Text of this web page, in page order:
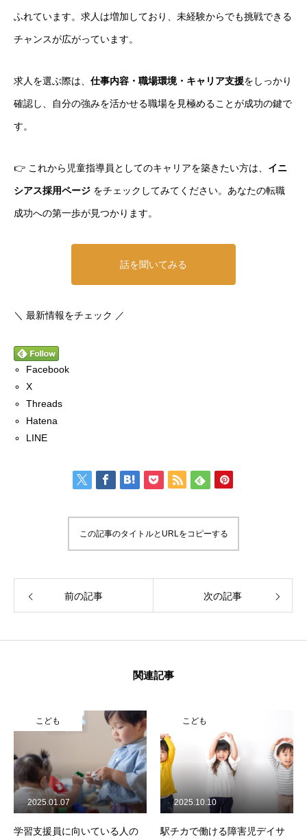
ふれています。求人は増加しており、未経験からでも挑戦できる
チャンスが広がっています。
求人を選ぶ際は、 仕事内容・職場環境・キャリア支援をしっかり
確認し、自分の強みを活かせる職場を見極めることが成功の鍵で
す。
👉 これから児童指導員としてのキャリアを築きたい方は、 イニ
シアス採用ページ をチェックしてみてください。あなたの転職
成功への第一歩が見つかります。
話を聞いてみる
＼ 最新情報をチェック ／
Facebook
X
Threads
Hatena
LINE
この記事のタイトルとURLをコピーする
前の記事 次の記事
関連記事
こども
学習支援員に向いている人の
2025.01.07
こども
駅チカで働ける障害児デイサ
2025.10.10